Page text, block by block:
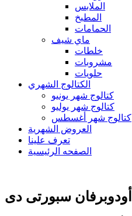
الملابس
المطبخ
الحمامات
ماي شيف
خلطات
مشروبات
حلويات
الكتالوج الشهري
كتالوج شهر يونيو
كتالوج شهر يوليو
كتالوج شهر أغسطس
العروض الشهرية
تعرف علينا
الصفحه الرئيسية
أودوبرفان سبورتى دى